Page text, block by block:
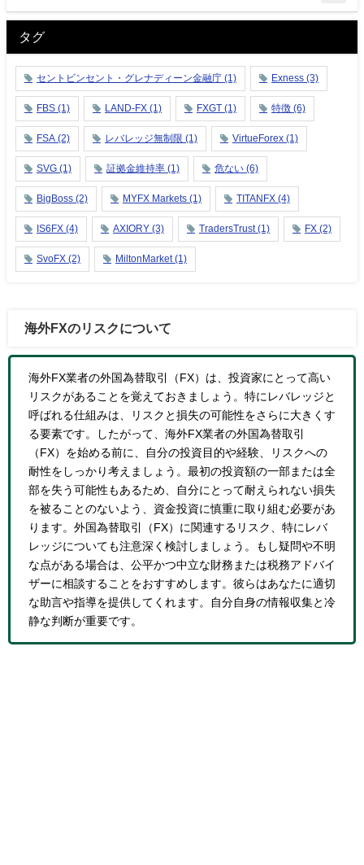
タグ
セントビンセント・グレナディーン金融庁 (1) Exness (3)
FBS (1) LAND-FX (1) FXGT (1) 特徴 (6)
FSA (2) レバレッジ無制限 (1) VirtueForex (1)
SVG (1) 証拠金維持率 (1) 危ない (6)
BigBoss (2) MYFX Markets (1) TITANFX (4)
IS6FX (4) AXIORY (3) TradersTrust(1) FX (2)
SvoFX (2) MiltonMarket(1)
海外FXのリスクについて
海外FX業者の外国為替取引（FX）は、投資家にとって高い
リスクがあることを覚えておきましょう。特にレバレッジと
呼ばれる仕組みは、リスクと損失の可能性をさらに大きくす
る要素です。したがって、海外FX業者の外国為替取引
（FX）を始める前に、自分の投資目的や経験、リスクへの
耐性をしっかり考えましょう。最初の投資額の一部または全
部を失う可能性もあるため、自分にとって耐えられない損失
を被ることのないよう、資金投資に慎重に取り組む必要があ
ります。外国為替取引（FX）に関連するリスク、特にレバ
レッジについても注意深く検討しましょう。もし疑問や不明
な点がある場合は、公平かつ中立な財務または税務アドバイ
ザーに相談することをおすすめします。彼らはあなたに適切
な助言や指導を提供してくれます。自分自身の情報収集と冷
静な判断が重要です。